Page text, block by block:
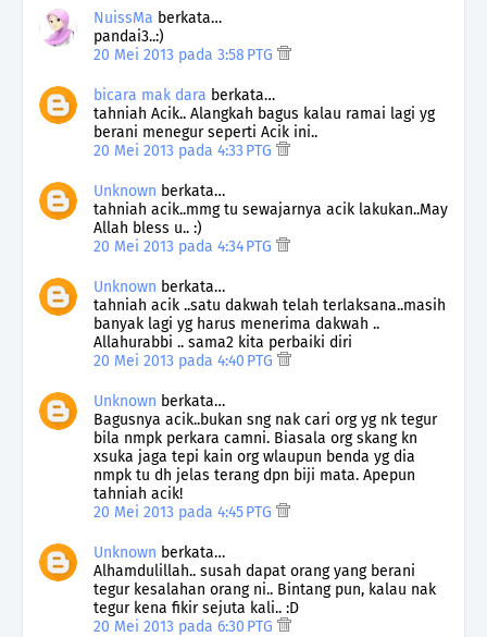
NuissMa berkata…
pandai3..:)
20 Mei 2013 pada 3:58 PTG
bicara mak dara berkata…
tahniah Acik.. Alangkah bagus kalau ramai lagi yg
berani menegur seperti Acik ini..
20 Mei 2013 pada 4:33 PTG
Unknown berkata…
tahniah acik..mmg tu sewajarnya acik lakukan..May
Allah bless u.. :)
20 Mei 2013 pada 4:34 PTG
Unknown berkata…
tahniah acik ..satu dakwah telah terlaksana..masih
banyak lagi yg harus menerima dakwah ..
Allahurabbi .. sama2 kita perbaiki diri
20 Mei 2013 pada 4:40 PTG
Unknown berkata…
Bagusnya acik..bukan sng nak cari org yg nk tegur
bila nmpk perkara camni. Biasala org skang kn
xsuka jaga tepi kain org wlaupun benda yg dia
nmpk tu dh jelas terang dpn biji mata. Apepun
tahniah acik!
20 Mei 2013 pada 4:45 PTG
Unknown berkata…
Alhamdulillah.. susah dapat orang yang berani
tegur kesalahan orang ni.. Bintang pun, kalau nak
tegur kena fikir sejuta kali.. :D
20 Mei 2013 pada 6:30 PTG